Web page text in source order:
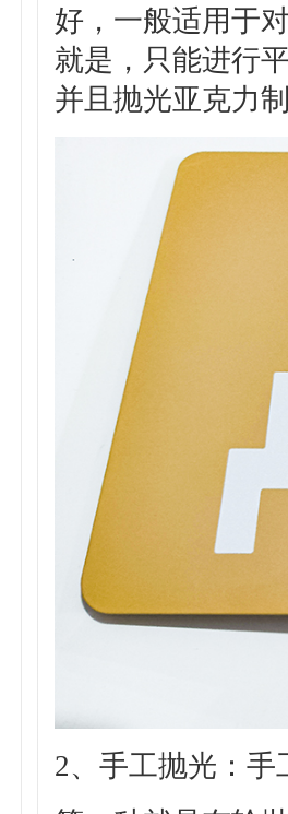
好，一般适用于
就是，只能进行
并且抛光亚克力
2、 手工抛光：手